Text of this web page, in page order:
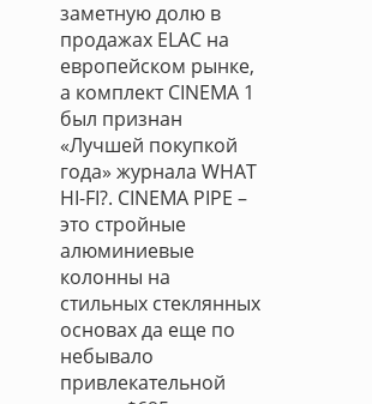
заметную долю в
продажах ELAC на
европейском рынке,
а комплект CINEMA 1
был признан
«Лучшей покупкой
года» журнала WHAT
HI-FI?. CINEMA PIPE –
это стройные
алюминиевые
колонны на
стильных стеклянных
основах да еще по
небывало
привлекательной